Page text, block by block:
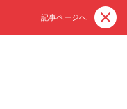
記事ページへ